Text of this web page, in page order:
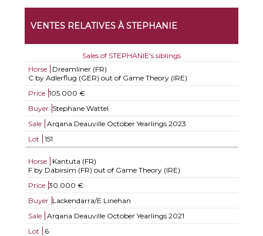
VENTES RELATIVES À STEPHANIE
Sales of STEPHANIE's siblings
Horse
Dreamliner (FR)
C by Adlerflug (GER) out of Game Theory (IRE)
Price 105.000 €
Buyer Stephane Wattel
Sale
Arqana Deauville October Yearlings 2023
Lot
151
Horse
Kantuta (FR)
F by Dabirsim (FR) out of Game Theory (IRE)
Price 30.000 €
Buyer Lackendarra/E Linehan
Sale
Arqana Deauville October Yearlings 2021
Lot
6